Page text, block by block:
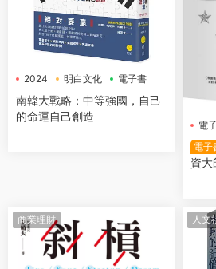
2024 明白文化 電子書
南韓大戰略：中等強國，自己
的命運自己創造
電
電子
資大
商業理財 人文